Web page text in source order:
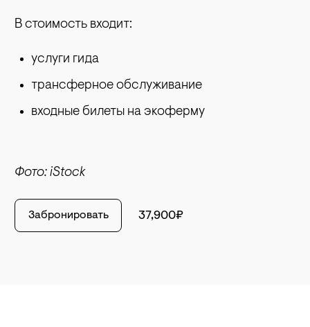
В стоимость входит:
услуги гида
трансферное обслуживание
входные билеты на экоферму
Фото: iStock
Забронировать 37,900₽